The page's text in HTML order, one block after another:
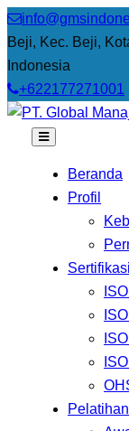
Beji, Kec. Beji,
Indonesia
+622177271001
Beranda
Profil
Sertifikasi
Pelatihan